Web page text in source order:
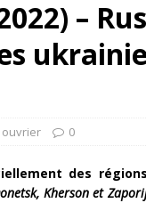
–
ouvrier 0
des
Kherson et